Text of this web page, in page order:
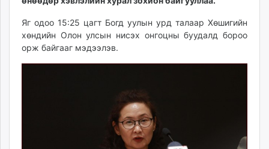
shuud.mn
eagle.mn
ergelt.mn
Яг одоо 15:25 цагт Богд уулын урд талаар Хөшигийн
хөндийн Олон улсын нисэх онгоцны буудалд бороо
орж байгааг мэдээлэв.